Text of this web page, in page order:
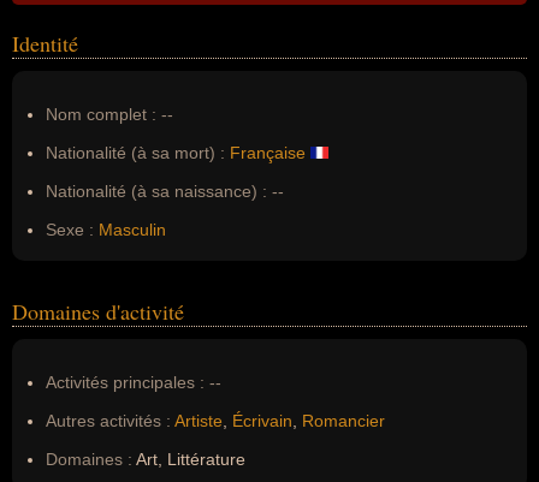
Identité
Nom complet : --
Nationalité (à sa mort) : Française
Nationalité (à sa naissance) : --
Sexe : Masculin
Domaines d'activité
Activités principales : --
Autres activités : Artiste Écrivain
Romancier
Domaines : Art, Littérature